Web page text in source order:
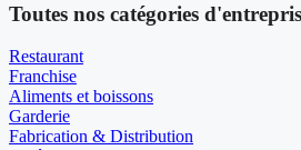
Toutes nos catégories
Restaurant
Franchise
Aliments et boissons
Garderie
Fabrication & Distribution